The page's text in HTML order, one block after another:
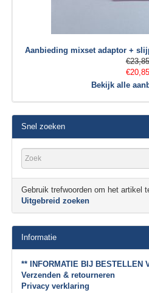
Aanbieding mixset adaptor +
€23,85
€20,85
Bekijk alle
Snel zoeken
Gebruik trefwoorden om het artikel
Uitgebreid zoeken
Informatie
** INFORMATIE BIJ BESTELLEN
Verzenden & retourneren
Privacy verklaring